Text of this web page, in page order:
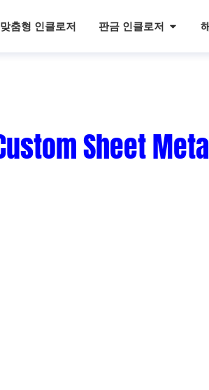
맞춤형 인클로저 판금 인클로저
맞춤형 판